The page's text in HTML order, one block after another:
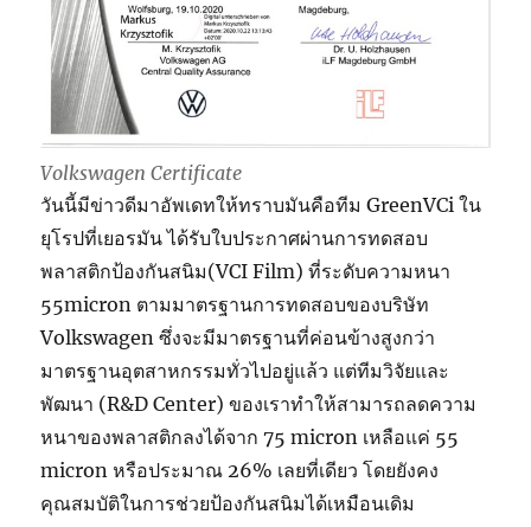
Volkswagen Certificate
วันนี้มีข่าวดีมาอัพเดทให้ทราบมันคือทีม GreenVCi ใน
ยุโรปที่เยอรมัน ได้รับใบประกาศผ่านการทดสอบ
พลาสติกป้องกันสนิม(VCI Film) ที่ระดับความหนา
55micron ตามมาตรฐานการทดสอบของบริษัท
Volkswagen ซึ่งจะมีมาตรฐานที่ค่อนข้างสูงกว่า
มาตรฐานอุตสาหกรรมทั่วไปอยู่แล้ว แต่ทีมวิจัยและ
พัฒนา (R&D Center) ของเราทำให้สามารถลดความ
หนาของพลาสติกลงได้จาก 75 micron เหลือแค่ 55
micron หรือประมาณ 26% เลยที่เดียว โดยยังคง
คุณสมบัติในการช่วยป้องกันสนิมได้เหมือนเดิม